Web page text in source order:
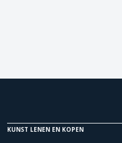
KUNST LENEN EN KOPEN